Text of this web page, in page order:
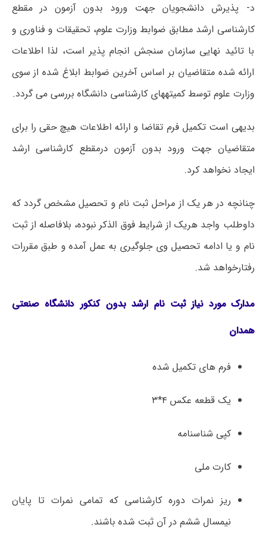
د- پذیرش دانشجویان جهت ورود بدون آزمون در مقطع
کارشناسی ارشد مطابق ضوابط وزارت علوم، تحقیقات و فناوری و
با تائید نهایی سازمان سنجش انجام پذیر است، لذا اطلاعات
ارائه شده متقاضیان بر اساس آخرین ضوابط ابلاغ شده از سوی
وزارت علوم توسط کمیته­های کارشناسی دانشگاه بررسی می گردد.
بدیهی است تکمیل فرم تقاضا و ارائه اطلاعات هیچ حقی را برای
متقاضیان جهت ورود بدون آزمون درمقطع کارشناسی ارشد
ایجاد نخواهد کرد.
چنانچه در هر یک از مراحل ثبت نام و تحصیل مشخص گردد که
داوطلب واجد هریک از شرایط فوق الذکر نبوده، بلافاصله از ثبت
نام و یا ادامه تحصیل وی جلوگیری به عمل آمده و طبق مقررات
رفتارخواهد شد.
مدارک مورد نیاز ثبت نام ارشد بدون کنکور دانشگاه صنعتی
همدان
فرم های تکمیل شده
یک قطعه عکس ۴*۳
کپی شناسنامه
کارت ملی
ریز نمرات دوره کارشناسی که تمامی نمرات تا پایان
نیمسال ششم در آن ثبت شده باشند.